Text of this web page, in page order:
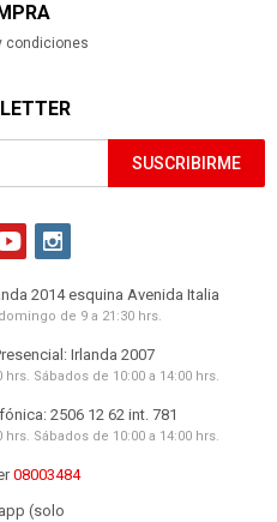
condiciones
SUSCRIBIRME

2014 esquina Avenida Italia
de 9 a 21:30 hrs.
Irlanda 2007
Sábados de 10:00 a 14:00 hrs.
2506 12 62 int. 781
Sábados de 10:00 a 14:00 hrs.
08003484
(solo